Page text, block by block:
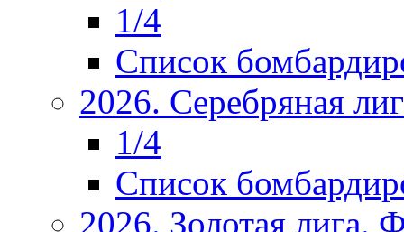
1/4
Список
2026. Серебряная
1/4
Список
2026. Золотая